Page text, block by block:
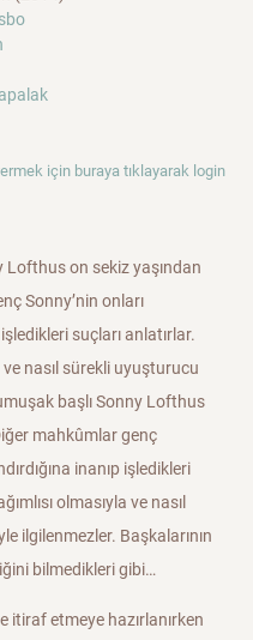
için buraya tıklayarak login
Lofthus on sekiz yaşından
Sonny’nin onları
suçları anlatırlar.
ve nasıl sürekli uyuşturucu
başlı Sonny Lofthus
mahkûmlar genç
inanıp işledikleri
olmasıyla ve nasıl
ilgilenmezler. Başkalarının
bilmedikleri gibi…
itiraf etmeye hazırlanırken